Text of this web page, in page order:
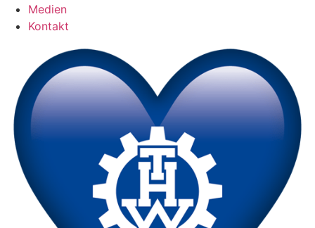
Medien
Kontakt